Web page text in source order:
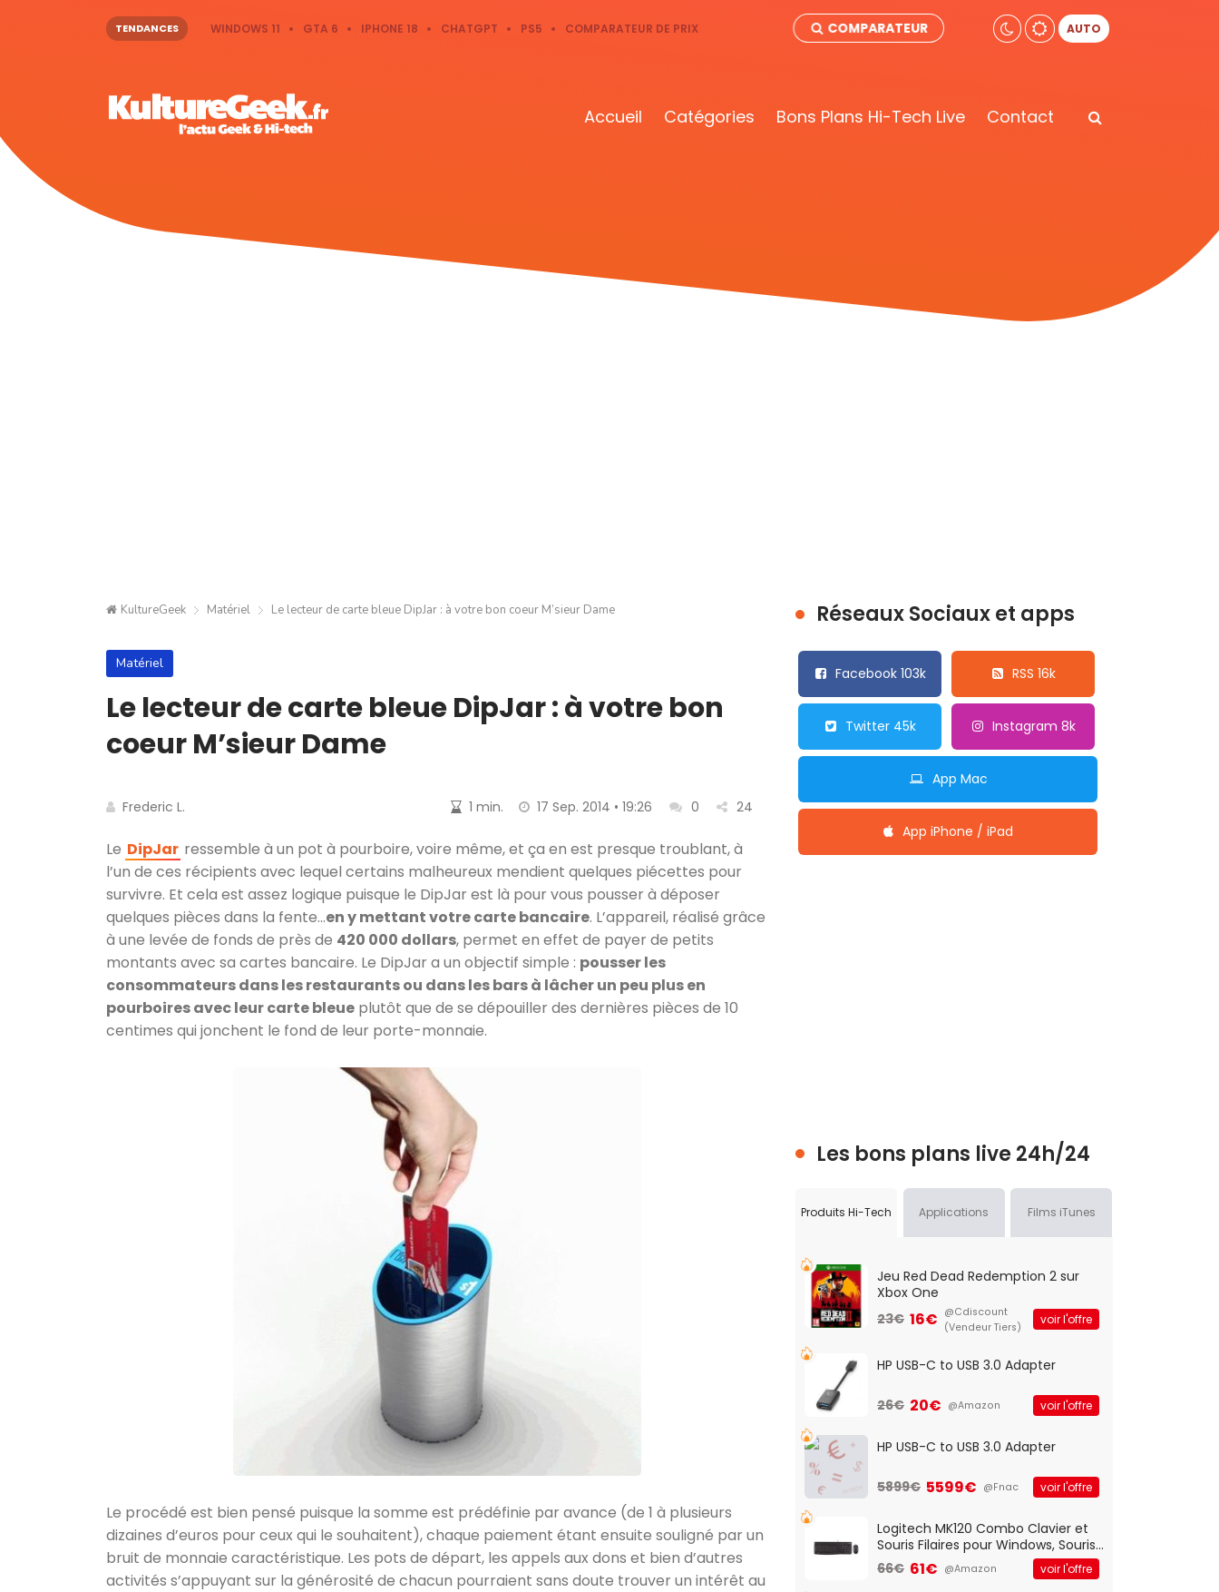
TENDANCES WINDOWS 11 GTA 6 IPHONE 18 CHATGPT PS5 COMPARATEUR DE PRIX COMPARATEUR AUTO
Accueil Catégories Bons Plans Hi-Tech Live Contact
KultureGeek Matériel Le lecteur de carte bleue DipJar : à votre bon coeur M’sieur Dame
Matériel
Le lecteur de carte bleue DipJar : à votre bon
coeur M’sieur Dame
Frederic L. 1 min. 17 Sep. 2014 • 19:26 0 24
Le DipJar ressemble à un pot à pourboire, voire même, et ça en est presque troublant, à
l’un de ces récipients avec lequel certains malheureux mendient quelques piécettes pour
survivre. Et cela est assez logique puisque le DipJar est là pour vous pousser à déposer
quelques pièces dans la fente…en y mettant votre carte bancaire. L’appareil, réalisé grâce
à une levée de fonds de près de 420 000 dollars, permet en effet de payer de petits
montants avec sa cartes bancaire. Le DipJar a un objectif simple : pousser les
consommateurs dans les restaurants ou dans les bars à lâcher un peu plus en
pourboires avec leur carte bleue plutôt que de se dépouiller des dernières pièces de 10
centimes qui jonchent le fond de leur porte-monnaie.
Le procédé est bien pensé puisque la somme est prédéfinie par avance (de 1 à plusieurs
dizaines d’euros pour ceux qui le souhaitent), chaque paiement étant ensuite souligné par un
bruit de monnaie caractéristique. Les pots de départ, les appels aux dons et bien d’autres
activités s’appuyant sur la générosité de chacun pourraient sans doute trouver un intérêt au
Réseaux Sociaux et apps
Facebook 103k RSS 16k
Twitter 45k Instagram 8k
App Mac
App iPhone / iPad
Les bons plans live 24h/24
Produits Hi-Tech Applications Films iTunes
Jeu Red Dead Redemption 2 sur
Xbox One
23€ 16€ @Cdiscount
(Vendeur Tiers)
voir l'offre
HP USB-C to USB 3.0 Adapter
26€ 20€ @Amazon voir l'offre
HP USB-C to USB 3.0 Adapter
5899€ 5599€ @Fnac voir l'offre
Logitech MK120 Combo Clavier et
Souris Filaires pour Windows, Souris
Optique Filaire, Connexion USB Plug
And Play, Confortable, Taille
66€ 61€ @Amazon voir l'offre